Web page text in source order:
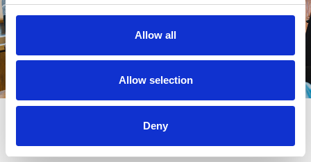
Allow all
Allow selection
Deny
Kom langs en bekijk ‘m in de
winkel